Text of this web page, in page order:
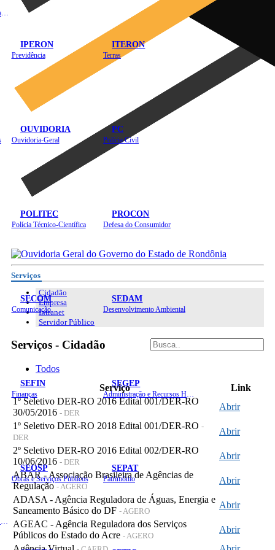
IPERON
Previdência
ITERON
Terras
OUVIDORIA
Ouvidoria-Geral
PC
Polícia Civil
POLITEC
Polícia Técnico-Científica
PROCON
Defesa do Consumidor
SECOM
Comunicação
SEDAM
Desenvolvimento Ambiental
SEFIN
Finanças
SEGEP
SEOSP
Obras e Serviços Públicos
SEPAT
Patrimônio
Serviços
Cidadão
Empresa
Intranet
Servidor Público
Serviços - Cidadão
Todos
Serviço
Link
1º Seletivo DER-RO 2016 Edital 001/DER-RO
30/05/2016 - DER
Abrir
1º Seletivo DER-RO 2018 Edital 001/DER-RO -
DER
Abrir
2º Seletivo DER-RO 2016 Edital 002/DER-RO
10/06/2016 - DER
Abrir
ABAR - Associação Brasileira de Agências de
Regulação- AGERO
Abrir
ADASA - Agência Reguladora de Águas, Energia e
Saneamento Básico do DF - AGERO
Abrir
AGEAC - Agência Reguladora dos Serviços
Públicos do Estado do Acre - AGERO
Abrir